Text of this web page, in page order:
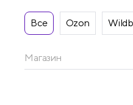
Папки,
Все Ozon
Магазин